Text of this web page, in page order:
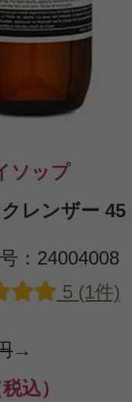
ソップ
レンザー 45
：24004008
5 (1件)
→
込）